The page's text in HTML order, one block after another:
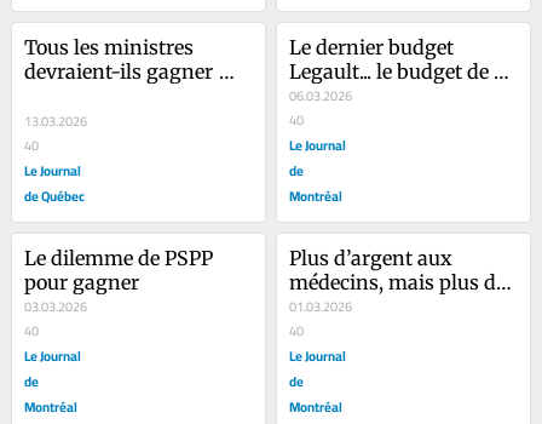
Tous les ministres
devraient-ils gagner
13.03.2026
40
Le Journal
de Québec
Le dernier budget
Legault... le budget de
qui?
06.03.2026
40
Le Journal
de
Montréal
Le dilemme de PSPP
pour gagner
03.03.2026
40
Le Journal
de
Montréal
Plus d’argent aux
médecins, mais plus de
services?
01.03.2026
40
Le Journal
de
Montréal